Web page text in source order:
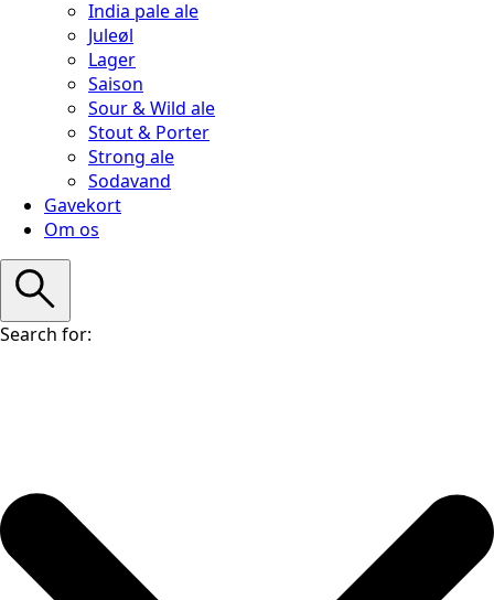
India pale ale
Juleøl
Lager
Saison
Sour & Wild ale
Stout & Porter
Strong ale
Sodavand
Gavekort
Om os
Search for: